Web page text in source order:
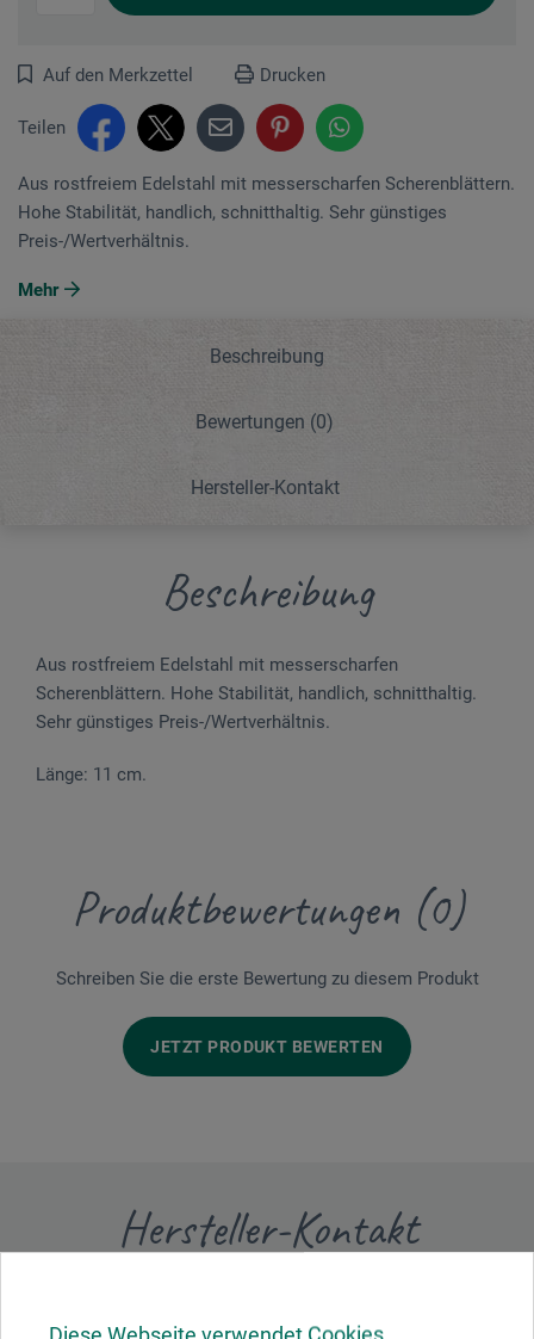
Diese Webseite verwendet Cookies
Auf den Merkzettel Drucken
Teilen
Aus rostfreiem Edelstahl mit messerscharfen Scherenblättern.
Hohe Stabilität, handlich, schnitthaltig. Sehr günstiges
Preis-/Wertverhältnis.
Mehr
Beschreibung
Bewertungen (0)
Hersteller-Kontakt
Beschreibung
Aus rostfreiem Edelstahl mit messerscharfen
Scherenblättern. Hohe Stabilität, handlich, schnitthaltig.
Sehr günstiges Preis-/Wertverhältnis.
Länge: 11 cm.
Produktbewertungen (0)
Schreiben Sie die erste Bewertung zu diesem Produkt
JETZT PRODUKT BEWERTEN
Hersteller-Kontakt